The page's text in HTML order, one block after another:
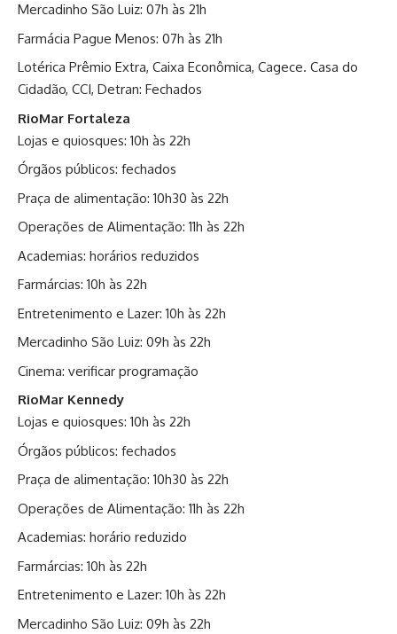
Mercadinho São Luiz: 07h às 21h
Farmácia Pague Menos: 07h às 21h
Lotérica Prêmio Extra, Caixa Econômica, Cagece. Casa do
Cidadão, CCI, Detran: Fechados
RioMar Fortaleza
Lojas e quiosques: 10h às 22h
Órgãos públicos: fechados
Praça de alimentação: 10h30 às 22h
Operações de Alimentação: 11h às 22h
Academias: horários reduzidos
Farmárcias: 10h às 22h
Entretenimento e Lazer: 10h às 22h
Mercadinho São Luiz: 09h às 22h
Cinema: verificar programação
RioMar Kennedy
Lojas e quiosques: 10h às 22h
Órgãos públicos: fechados
Praça de alimentação: 10h30 às 22h
Operações de Alimentação: 11h às 22h
Academias: horário reduzido
Farmárcias: 10h às 22h
Entretenimento e Lazer: 10h às 22h
Mercadinho São Luiz: 09h às 22h